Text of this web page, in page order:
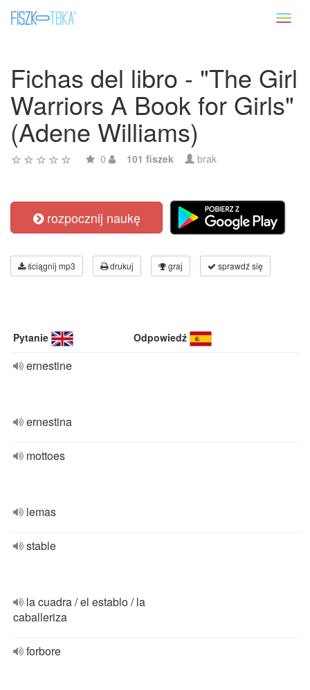
Fichas del libro - "The Girl
Warriors A Book for Girls"
(Adene Williams)
0 101 fiszek brak
rozpocznij naukę
ściągnij mp3 drukuj graj sprawdź się
Pytanie Odpowiedź
ernestine
ernestina
mottoes
lemas
stable
la cuadra / el establo / la
caballeriza
forbore